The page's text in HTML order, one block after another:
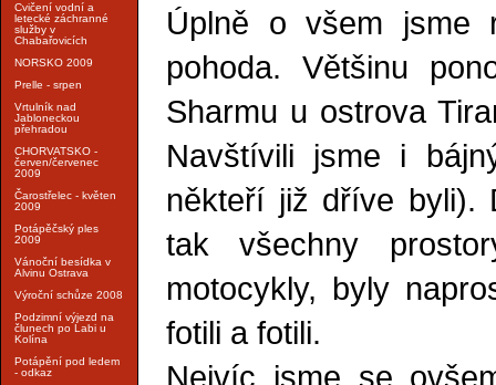
Cvičení vodní a
letecké záchranné
služby v
Chabařovicích
NORSKO 2009
Prelle - srpen
Vrtulník nad
Jabloneckou
přehradou
CHORVATSKO -
červen/červenec
2009
Čarostřelec - květen
2009
Potápěčský ples
2009
Vánoční besídka v
Alvinu Ostrava
Výroční schůze 2008
Podzimní výjezd na
člunech po Labi u
Kolína
Potápění pod ledem
- odkaz
Úplně o všem jsme
pohoda. Většinu
Sharmu u ostrova
Navštívili jsme i
někteří již dříve byli).
tak všechny
motocykly, byly
fotili a fotili.
Nejvíc jsme se